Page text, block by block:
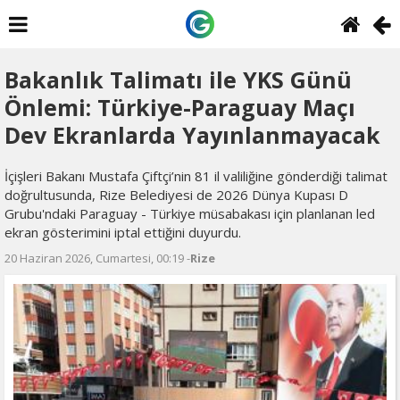
Bakanlık Talimatı ile YKS Günü
Önlemi: Türkiye-Paraguay Maçı
Dev Ekranlarda Yayınlanmayacak
İçişleri Bakanı Mustafa Çiftçi’nin 81 il valiliğine gönderdiği talimat
doğrultusunda, Rize Belediyesi de 2026 Dünya Kupası D
Grubu'ndaki Paraguay - Türkiye müsabakası için planlanan led
ekran gösterimini iptal ettiğini duyurdu.
20 Haziran 2026, Cumartesi, 00:19 -Rize